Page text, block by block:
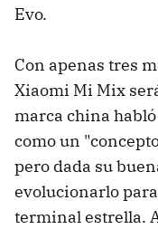
Evo.
Con apenas tres
Xiaomi Mi Mix
marca china
como un
pero dada su
evolucionarlo
terminal estrella.